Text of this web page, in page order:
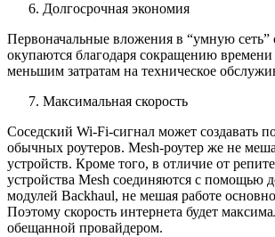
Долгосрочная экономия
Первоначальные вложения в “умную сеть”
окупаются благодаря сокращению времени
меньшим затратам на техническое
Максимальная скорость
Соседский Wi-Fi-сигнал может создавать
обычных роутеров. Mesh-роутер же не
устройств. Кроме того, в отличие от
устройства Mesh соединяются с помощью
модулей Backhaul, не мешая работе
Поэтому скорость интернета будет
обещанной провайдером.